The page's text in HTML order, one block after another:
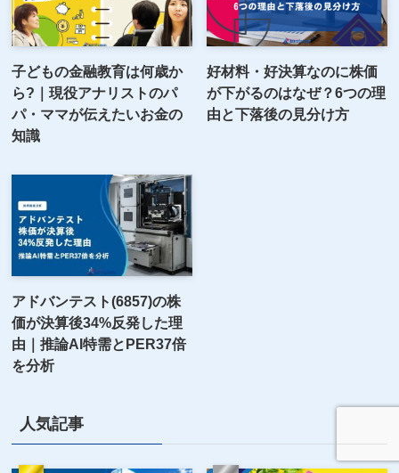
子どもの金融教育は何歳か
ら?｜現役アナリストのパ
パ・ママが伝えたいお金の
知識
好材料・好決算なのに株価
が下がるのはなぜ？6つの理
由と下落後の見分け方
アドバンテスト(6857)の株
価が決算後34%反発した理
由｜推論AI特需とPER37倍
を分析
人気記事